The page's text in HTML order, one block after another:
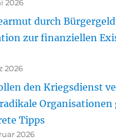
2026
durch
zur finanziellen
2026
den Kriegsdienst
Organisationen
Tipps
2026